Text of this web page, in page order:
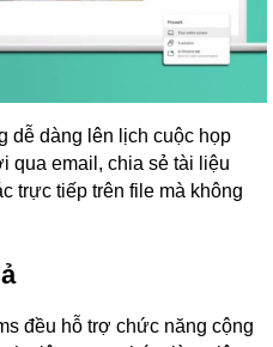
dễ dàng lên lịch cuộc họp
qua email, chia sẻ tài liệu
trực tiếp trên file mà không
đều hỗ trợ chức năng cộng